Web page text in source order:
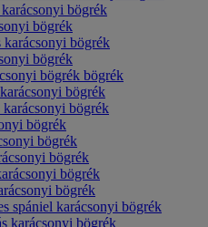
bögrék
bögrék
bögrék
bögrék
bögrék bögrék
bögrék
bögrék
bögrék
bögrék
bögrék
bögrék
bögrék
spániel karácsonyi bögrék
karácsonyi bögrék